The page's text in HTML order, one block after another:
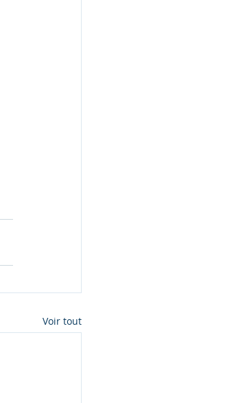
Voir tout